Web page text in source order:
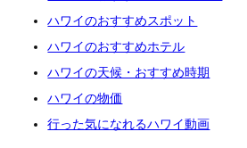
ハワイのおすすめスポット
ハワイのおすすめホテル
ハワイの天候・おすすめ時期
ハワイの物価
行った気になれるハワイ動画